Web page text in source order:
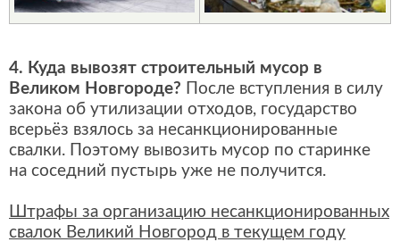
4. Куда вывозят строительный мусор в
Великом Новгороде? После вступления в силу
закона об утилизации отходов, государство
всерьёз взялось за несанкционированные
свалки. Поэтому вывозить мусор по старинке
на соседний пустырь уже не получится.
Штрафы за организацию несанкционированных
свалок Великий Новгород в текущем году